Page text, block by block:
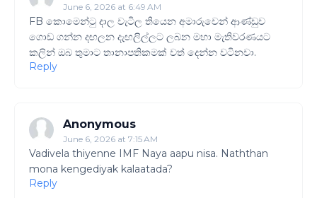
June 6, 2026 at 6:49 AM
FB කොමෙන්ටු දාල වැටිල තියෙන අමාරුවෙන් ආණ්ඩුව
ගොඩ ගන්න දඟලන දැඟලිල්ලට ලබන මහා මැතිවරණයට
කලින් ඔබ තුමාට තානාපතිකමක් වත් දෙන්න වටිනවා.
Reply
Anonymous
June 6, 2026 at 7:15 AM
Vadivela thiyenne IMF Naya aapu nisa. Naththan
mona kengediyak kalaatada?
Reply